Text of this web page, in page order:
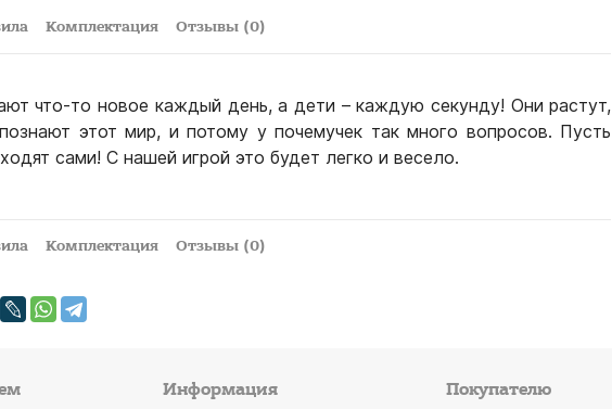
Комплектация Отзывы (0)
что-то новое каждый день, а дети – каждую секунду! Они растут,
этот мир, и потому у почемучек так много вопросов. Пусть
сами! С нашей игрой это будет легко и весело.
Комплектация Отзывы (0)
Информация Покупателю